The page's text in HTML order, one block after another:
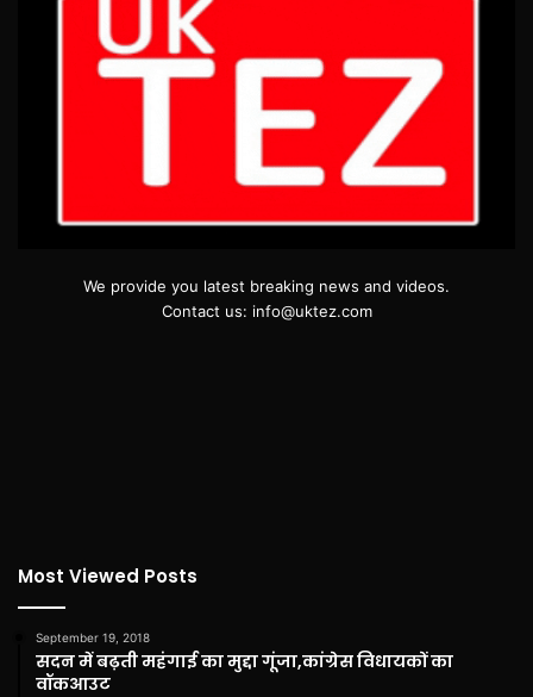
We provide you latest breaking news and videos.
Contact us: info@uktez.com
Most Viewed Posts
September 19, 2018
सदन में बढ़ती महंगाई का मुद्दा गूंजा,कांग्रेस विधायकों का
वॉकआउट